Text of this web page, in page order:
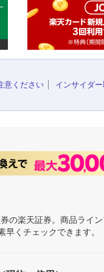
意ください インサイダ
楽天証券。商品ライ
くチェックできます。